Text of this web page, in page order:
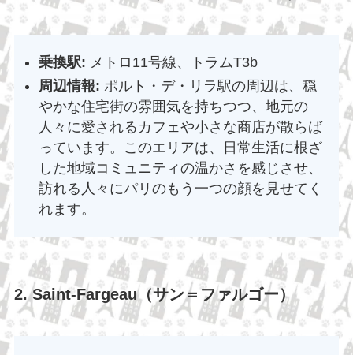
乗換駅: メトロ11号線、トラムT3b
周辺情報: ポルト・デ・リラ駅の周辺は、穏
やかな住宅街の雰囲気を持ちつつ、地元の
人々に愛されるカフェや小さな商店が散らば
っています。このエリアは、日常生活に根ざ
した地域コミュニティの温かさを感じさせ、
訪れる人々にパリのもう一つの顔を見せてく
れます。
2. Saint-Fargeau（サン＝ファルゴー）